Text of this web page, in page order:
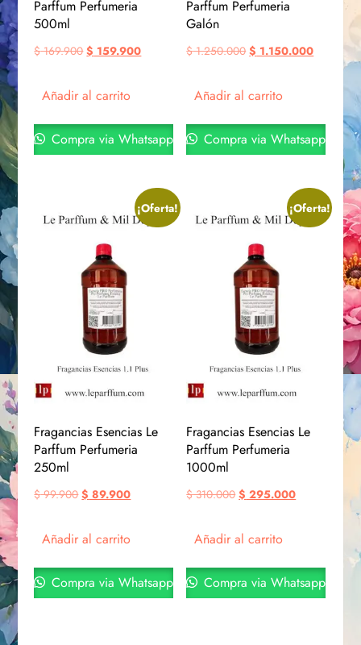
Parffum Perfumeria
500ml
$169.900 $ 159.900
Añadir al carrito
Compra via Whatsapp
Parffum Perfumeria
Galón
$1.250.000 $ 1.150.000
Añadir al carrito
Compra via Whatsapp
¡Oferta!
Fragancias Esencias Le
Parffum Perfumeria
250ml
$99.900 $ 89.900
Añadir al carrito
Compra via Whatsapp
¡Oferta!
Fragancias Esencias Le
Parffum Perfumeria
1000ml
$310.000 $ 295.000
Añadir al carrito
Compra via Whatsapp